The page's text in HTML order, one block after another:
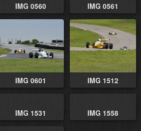
IMG 0560 IMG 0561
IMG 0601 IMG 1512
IMG 1531 IMG 1558